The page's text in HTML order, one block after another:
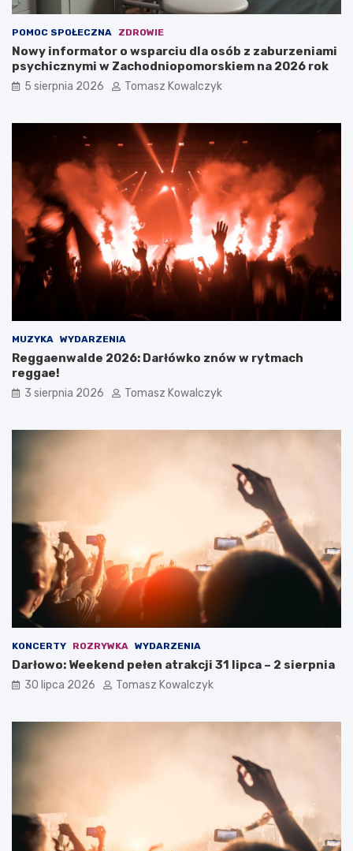
POMOC SPOŁECZNA ZDROWIE
Nowy informator o wsparciu dla osób z zaburzeniami
psychicznymi w Zachodniopomorskiem na 2026 rok
5 sierpnia 2026 Tomasz Kowalczyk
MUZYKA WYDARZENIA
Reggaenwalde 2026: Darłówko znów w rytmach
reggae!
3 sierpnia 2026 Tomasz Kowalczyk
KONCERTY ROZRYWKA WYDARZENIA
Darłowo: Weekend pełen atrakcji 31 lipca – 2 sierpnia
30 lipca 2026 Tomasz Kowalczyk